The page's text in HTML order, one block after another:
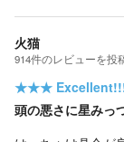
火猫
914件のレビューを投
★★★
頭の悪さに星みっ